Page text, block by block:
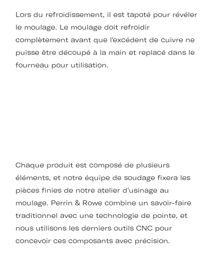
Lors du refroidissement, il est tapoté pour révéler
le moulage. Le moulage doit refroidir
complètement avant que l'excédent de cuivre ne
puisse être découpé à la main et replacé dans le
fourneau pour utilisation.
Chaque produit est composé de plusieurs
éléments, et notre équipe de soudage fixera les
pièces finies de notre atelier d'usinage au
moulage. Perrin & Rowe combine un savoir-faire
traditionnel avec une technologie de pointe, et
nous utilisons les derniers outils CNC pour
concevoir ces composants avec précision.